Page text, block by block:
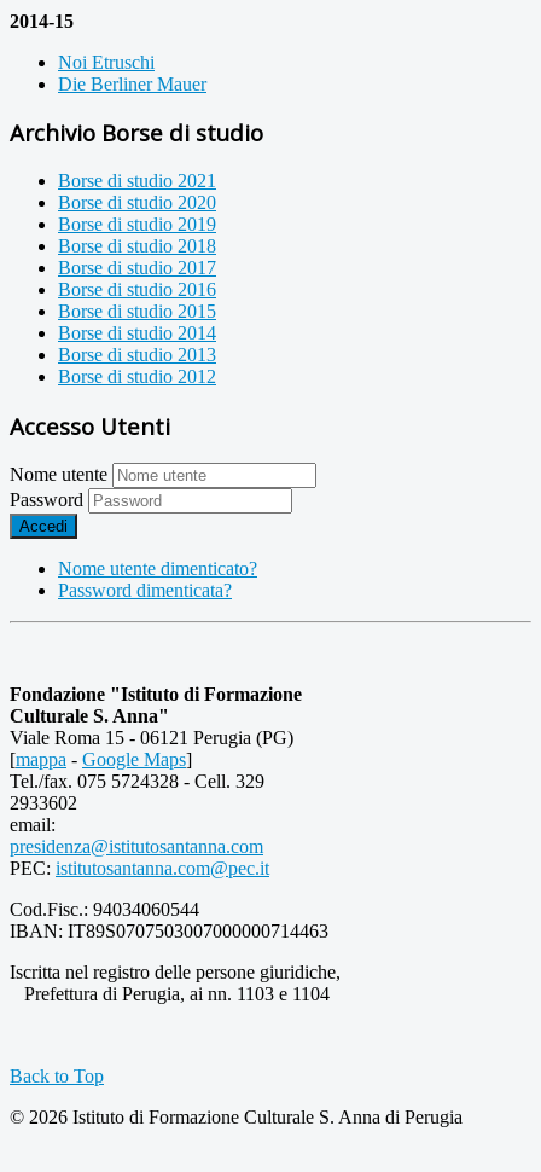
2014-15
Noi Etruschi
Die Berliner Mauer
Archivio Borse di studio
Borse di studio 2021
Borse di studio 2020
Borse di studio 2019
Borse di studio 2018
Borse di studio 2017
Borse di studio 2016
Borse di studio 2015
Borse di studio 2014
Borse di studio 2013
Borse di studio 2012
Accesso Utenti
Nome utente
Password
Accedi
Nome utente dimenticato?
Password dimenticata?
Fondazione "Istituto di Formazione
Culturale S. Anna"
Viale Roma 15 - 06121 Perugia (PG)
[mappa - Google Maps]
Tel./fax. 075 5724328 - Cell. 329
2933602
email:
presidenza@istitutosantanna.com
PEC: istitutosantanna.com@pec.it
Cod.Fisc.: 94034060544
IBAN: IT89S0707503007000000714463
Iscritta nel registro delle persone giuridiche,
Prefettura di Perugia, ai nn. 1103 e 1104
Back to Top
© 2026 Istituto di Formazione Culturale S. Anna di Perugia